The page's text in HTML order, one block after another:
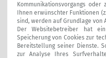
Kommunikationsvorgangs
Ihnen erwünschter Funktionen
sind, werden auf Grundlage von
Der Websitebetreiber hat
Speicherung von Cookies zur
Bereitstellung seiner Dienste.
zur Analyse Ihres